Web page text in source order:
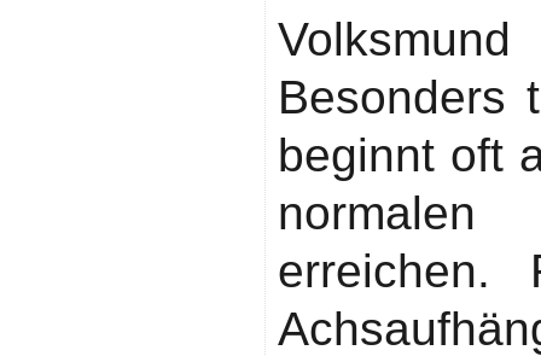
Besonders
beginnt oft
normalen
erreichen.